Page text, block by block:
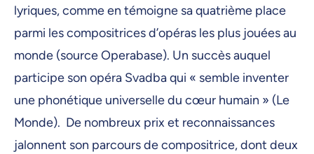
lyriques, comme en témoigne sa quatrième place
parmi les compositrices d’opéras les plus jouées au
monde (source Operabase). Un succès auquel
participe son opéra Svadba qui « semble inventer
une phonétique universelle du cœur humain » (Le
Monde). De nombreux prix et reconnaissances
jalonnent son parcours de compositrice, dont deux